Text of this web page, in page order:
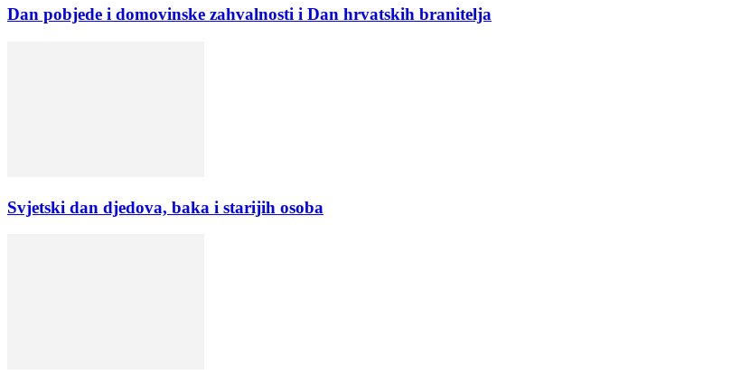
Dan pobjede i domovinske zahvalnosti i Dan hrvatskih branitelja
Svjetski dan djedova, baka i starijih osoba